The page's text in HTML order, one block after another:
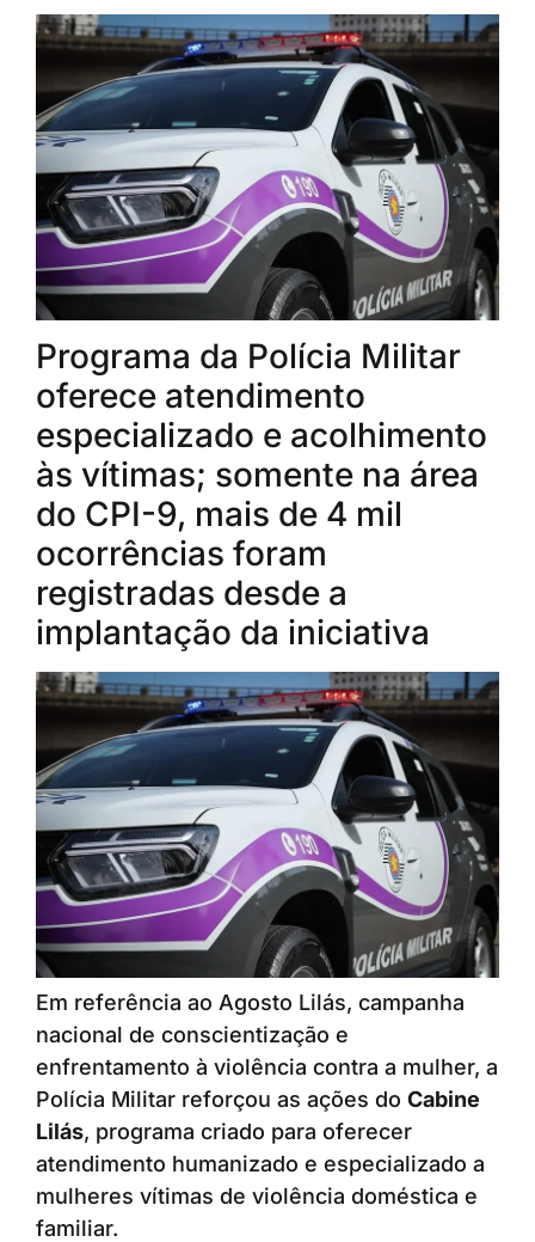
Programa da Polícia Militar
oferece atendimento
especializado e acolhimento
às vítimas; somente na área
do CPI-9, mais de 4 mil
ocorrências foram
registradas desde a
implantação da iniciativa
Em referência ao Agosto Lilás, campanha
nacional de conscientização e
enfrentamento à violência contra a mulher, a
Polícia Militar reforçou as ações do Cabine
Lilás, programa criado para oferecer
atendimento humanizado e especializado a
mulheres vítimas de violência doméstica e
familiar.